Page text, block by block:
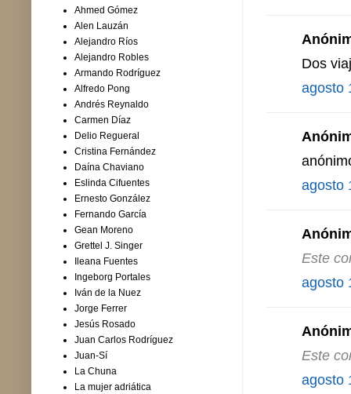
Dos
agosto
agosto
Este
agosto
Este
agosto
Ahmed Gómez
Alen Lauzán
Alejandro Ríos
Alejandro Robles
Armando Rodríguez
Alfredo Pong
Andrés Reynaldo
Carmen Díaz
Delio Regueral
Cristina Fernández
Daína Chaviano
Eslinda Cifuentes
Ernesto González
Fernando García
Gean Moreno
Grettel J. Singer
Ileana Fuentes
Ingeborg Portales
Iván de la Nuez
Jorge Ferrer
Jesús Rosado
Juan Carlos Rodríguez
Juan-Sí
La Chuna
La mujer adriática